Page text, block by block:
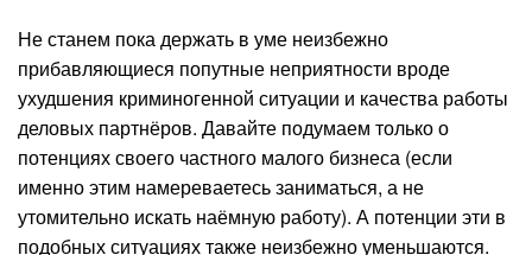
Не станем пока держать в уме неизбежно
прибавляющиеся попутные неприятности вроде
ухудшения криминогенной ситуации и качества работы
деловых партнёров. Давайте подумаем только о
потенциях своего частного малого бизнеса (если
именно этим намереваетесь заниматься, а не
утомительно искать наёмную работу). А потенции эти в
подобных ситуациях также неизбежно уменьшаются.